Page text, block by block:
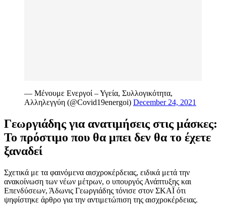
— Μένουμε Ενεργοί – Υγεία, Συλλογικότητα,
Αλληλεγγύη (@Covid19energoi) December 24, 2021
Γεωργιάδης για ανατιμήσεις στις μάσκες:
Το πρόστιμο που θα μπει δεν θα το έχετε
ξαναδεί
Σχετικά με τα φαινόμενα αισχροκέρδειας, ειδικά μετά την
ανακοίνωση των νέων μέτρων, ο υπουργός Ανάπτυξης και
Επενδύσεων, Άδωνις Γεωργιάδης τόνισε στον ΣΚΑΪ ότι
ψηφίστηκε άρθρο για την αντιμετώπιση της αισχροκέρδειας.